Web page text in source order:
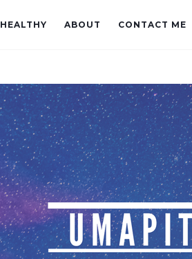
HEALTHY ABOUT CONTACT ME